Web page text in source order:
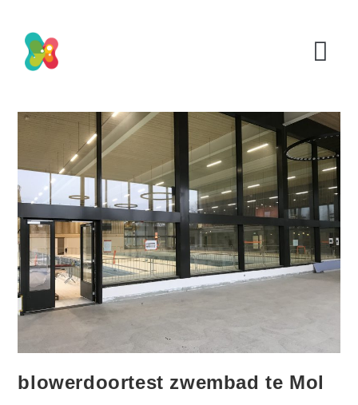
blowerdoortest zwembad te Mol